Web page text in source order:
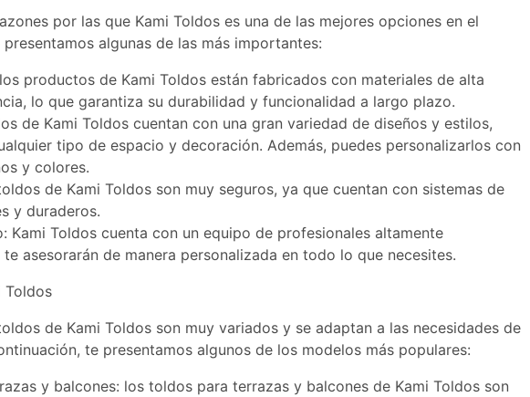
por las que Kami Toldos es una de las mejores opciones en el
algunas de las más importantes:
productos de Kami Toldos están fabricados con materiales de alta
lo que garantiza su durabilidad y funcionalidad a largo plazo.
de Kami Toldos cuentan con una gran variedad de diseños y estilos,
tipo de espacio y decoración. Además, puedes personalizarlos con
y colores.
de Kami Toldos son muy seguros, ya que cuentan con sistemas de
y duraderos.
Kami Toldos cuenta con un equipo de profesionales altamente
asesorarán de manera personalizada en todo lo que necesites.
Toldos
de Kami Toldos son muy variados y se adaptan a las necesidades de
te presentamos algunos de los modelos más populares:
y balcones: los toldos para terrazas y balcones de Kami Toldos son